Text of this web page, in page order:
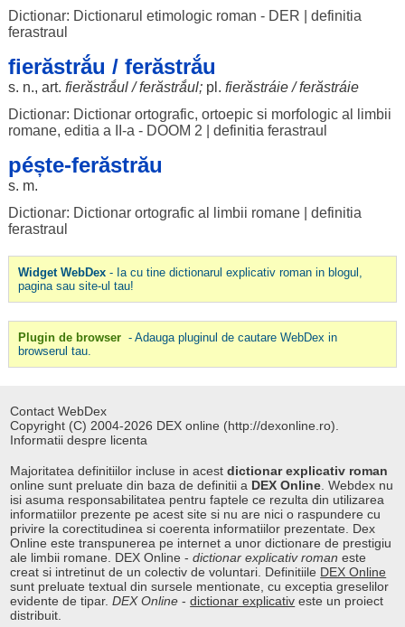
Dictionar: Dictionarul etimologic roman - DER
definitia
ferastraul
fierăstrắu / ferăstrắu
s. n., art. fierăstrắul/ ferăstrắul;pl. fierăstráie/ferăstráie
Dictionar: Dictionar ortografic, ortoepic si morfologic al limbii
romane, editia a II-a - DOOM 2
definitia ferastraul
péște-ferăstrău
s. m.
Dictionar: Dictionar ortografic al limbii romane| definitia
ferastraul
Widget WebDex- Ia cu tine dictionarul explicativ roman in blogul,
pagina sau site-ul tau!
Plugin de browser - Adauga pluginul de cautare WebDex in
browserul tau.
Contact WebDex
Copyright (C) 2004-2026 DEX online (http://dexonline.ro).
Informatii despre licenta
Majoritatea definitiilor incluse in acestdictionar explicativ roman
online sunt preluate din baza de definitii a DEX Online . Webdex nu
isi asuma responsabilitatea pentru faptele ce rezulta din utilizarea
informatiilor prezente pe acest site si nu are nici o raspundere cu
privire la corectitudinea si coerenta informatiilor prezentate. Dex
Online este transpunerea pe internet a unor dictionare de prestigiu
ale limbii romane. DEX Online -dictionar explicativ roman este
creat si intretinut de un colectiv de voluntari. Definitiile DEX Online
sunt preluate textual din sursele mentionate, cu exceptia greselilor
evidente de tipar.DEX Online -dictionar explicativ este un proiect
distribuit.